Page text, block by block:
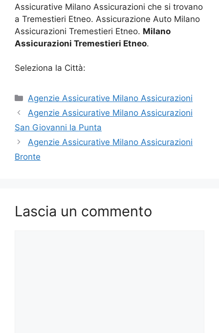
Assicurative Milano Assicurazioni che si trovano
a Tremestieri Etneo. Assicurazione Auto Milano
Assicurazioni Tremestieri Etneo. Milano
Assicurazioni Tremestieri Etneo.
Seleziona la Città:
Categorie
Agenzie Assicurative Milano Assicurazioni
Agenzie Assicurative Milano Assicurazioni
San Giovanni la Punta
Agenzie Assicurative Milano Assicurazioni
Bronte
Lascia un commento